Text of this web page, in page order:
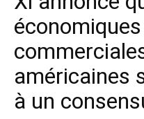
américaines
à un